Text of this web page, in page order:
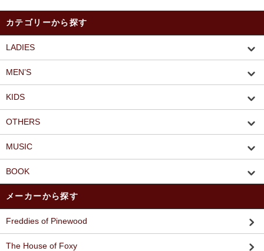
カテゴリーから探す
LADIES
MEN’S
KIDS
OTHERS
MUSIC
BOOK
メーカーから探す
Freddies of Pinewood
The House of Foxy